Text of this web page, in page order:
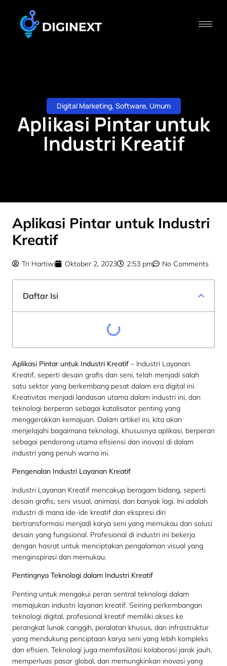
Digital Marketing, Software, Umum
Aplikasi Pintar untuk
Industri Kreatif
Aplikasi Pintar untuk Industri
Kreatif
Tri Hartiwi Oktober 2, 2023 2:53 pm No Comments
Daftar Isi
Aplikasi Pintar untuk Industri Kreatif – Industri Layanan
Kreatif, seperti desain grafis dan seni, telah menjadi salah
satu sektor yang berkembang pesat dalam era digital ini.
Kreativitas menjadi landasan utama dalam industri ini, dan
teknologi berperan sebagai katalisator penting yang
menggerakkan kemajuan. Dalam artikel ini, kita akan
menjelajahi bagaimana teknologi, khususnya aplikasi, berperan
sebagai pendorong utama efisiensi dan inovasi di dalam
industri yang penuh warna ini.
Pengenalan Industri Layanan Kreatif
Industri Layanan Kreatif mencakup beragam bidang, seperti
desain grafis, seni visual, animasi, dan banyak lagi. Ini adalah
industri di mana ide-ide kreatif dan ekspresi diri
bertransformasi menjadi karya seni yang memukau dan solusi
desain yang fungsional. Profesional di industri ini bekerja
dengan hasrat untuk menciptakan pengalaman visual yang
menginspirasi dan memukau.
Pentingnya Teknologi dalam Industri Kreatif
Penting untuk mengakui peran sentral teknologi dalam
memajukan industri layanan kreatif. Seiring perkembangan
teknologi digital, profesional kreatif memiliki akses ke
perangkat lunak canggih, peralatan khusus, dan infrastruktur
yang mendukung penciptaan karya seni yang lebih kompleks
dan efisien. Teknologi juga memfasilitasi kolaborasi jarak jauh,
memperluas pasar global, dan memungkinkan inovasi yang